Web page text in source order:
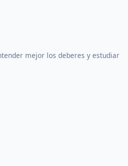
mejor los deberes y estudiar